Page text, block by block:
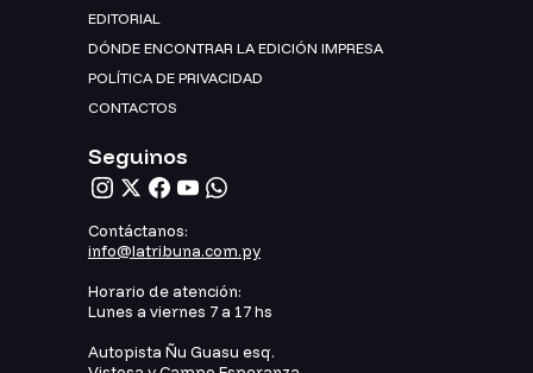
EDITORIAL
DÓNDE ENCONTRAR LA EDICIÓN IMPRESA
POLÍTICA DE PRIVACIDAD
CONTACTOS
Seguinos
Contáctanos:
info@latribuna.com.py
Horario de atención:
Lunes a viernes 7 a 17 hs
Autopista Ñu Guasu esq.